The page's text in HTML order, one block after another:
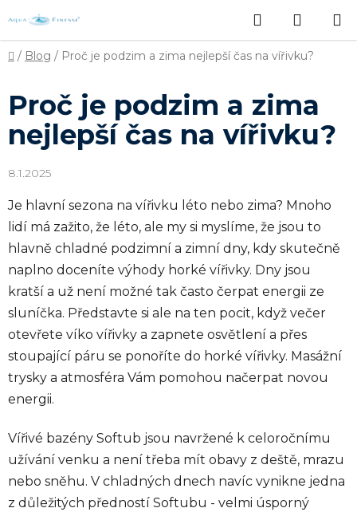
na
obsah
Hledat
KOŠÍK
Domů
/ Blog / Proč je podzim a zima nejlepší čas na vířivku?
Proč je podzim a zima
nejlepší čas na vířivku?
8.1.2025
Je hlavní sezona na vířivku léto nebo zima? Mnoho
lidí má zažito, že léto, ale my si myslíme, že jsou to
hlavně chladné podzimní a zimní dny, kdy skutečně
naplno doceníte výhody horké vířivky. Dny jsou
kratší a už není možné tak často čerpat energii ze
sluníčka. Představte si ale na ten pocit, když večer
otevřete víko vířivky a zapnete osvětlení a přes
stoupající páru se ponoříte do horké vířivky. Masážní
trysky a atmosféra Vám pomohou načerpat novou
energii.
Vířivé bazény Softub jsou navržené k celoročnímu
užívání venku a není třeba mít obavy z deště, mrazu
nebo sněhu. V chladných dnech navíc vynikne jedna
z důležitých předností Softubu - velmi úsporný